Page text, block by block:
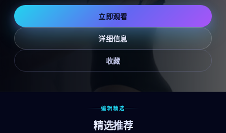
立即观看
详细信息
收藏
编辑精选
精选推荐